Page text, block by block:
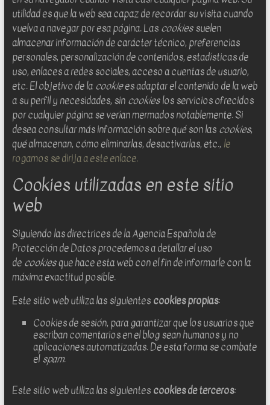
para
la
implantación,
diseño
y
desarrollo
de
web
sites
y
software
utilidad es que la web sea capaz de recordar su visita cuando
vuelva a navegar por esa página. Las cookiessuelen
almacenar información de carácter técnico, preferencias
personales, personalización de contenidos, estadísticas de
uso, enlaces a redes sociales, acceso a cuentas de usuario,
etc. El objetivo de la cookiees adaptar el contenido de la web
a su perfil y necesidades, sin cookieslos servicios ofrecidos
por cualquier página se verían mermados notablemente. Si
desea consultar más información sobre qué son las cookies,
qué almacenan, cómo eliminarlas, desactivarlas, etc., le
rogamos se dirija a este enlace.
Cookies utilizadas en este sitio
web
Siguiendo las directrices de la Agencia Española de
Protección de Datos procedemos a detallar el uso
de cookiesque hace esta web con el fin de informarle con la
máxima exactitud posible.
Este sitio web utiliza las siguientes cookies propias:
Cookies de sesión, para garantizar que los usuarios que
escriban comentarios en el blog sean humanos y no
aplicaciones automatizadas. De esta forma se combate
elspam.
Este sitio web utiliza las siguientes cookies de terceros: